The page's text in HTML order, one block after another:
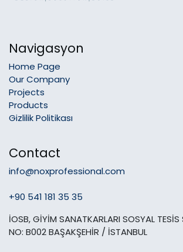
Navigasyon
Home Page
Our Company
Projects
Products
Gizlilik Politikası
Contact
info@noxprofessional.com
+90 541 181 35 35
İOSB, GİYİM SANATKARLARI SOSYAL TESİS
NO: B002 BAŞAKŞEHİR / İSTANBUL